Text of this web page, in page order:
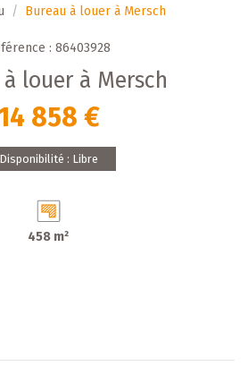
Bureau à louer à Mersch
: 86403928
à louer à Mersch
858 €
Disponibilité : Libre
458 m²